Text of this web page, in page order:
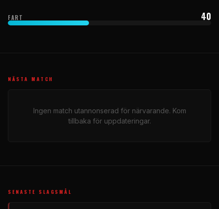
FART 40
NÄSTA MATCH
Ingen match utannonserad för närvarande. Kom
tillbaka för uppdateringar.
SENASTE SLAGSMÅL